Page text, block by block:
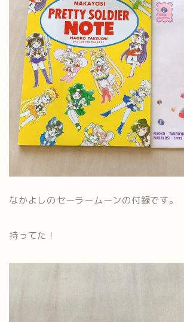
なかよしのセーラームーンの付録です。
持ってた！